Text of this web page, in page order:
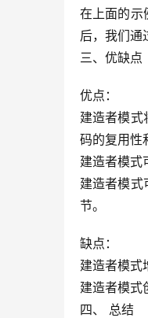
在上面的示
后，我们通
三、优缺点
优点：
建造者模式
码的复用性
建造者模式
建造者模式
节。
缺点：
建造者模式
建造者模式
四、 总结